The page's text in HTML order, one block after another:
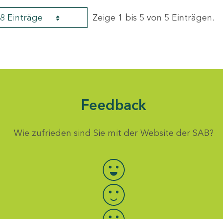
8 Einträge Zeige 1 bis 5 von 5 Einträgen.
Feedback
Wie zufrieden sind Sie mit der Website der SAB?
Bewertung auswählen